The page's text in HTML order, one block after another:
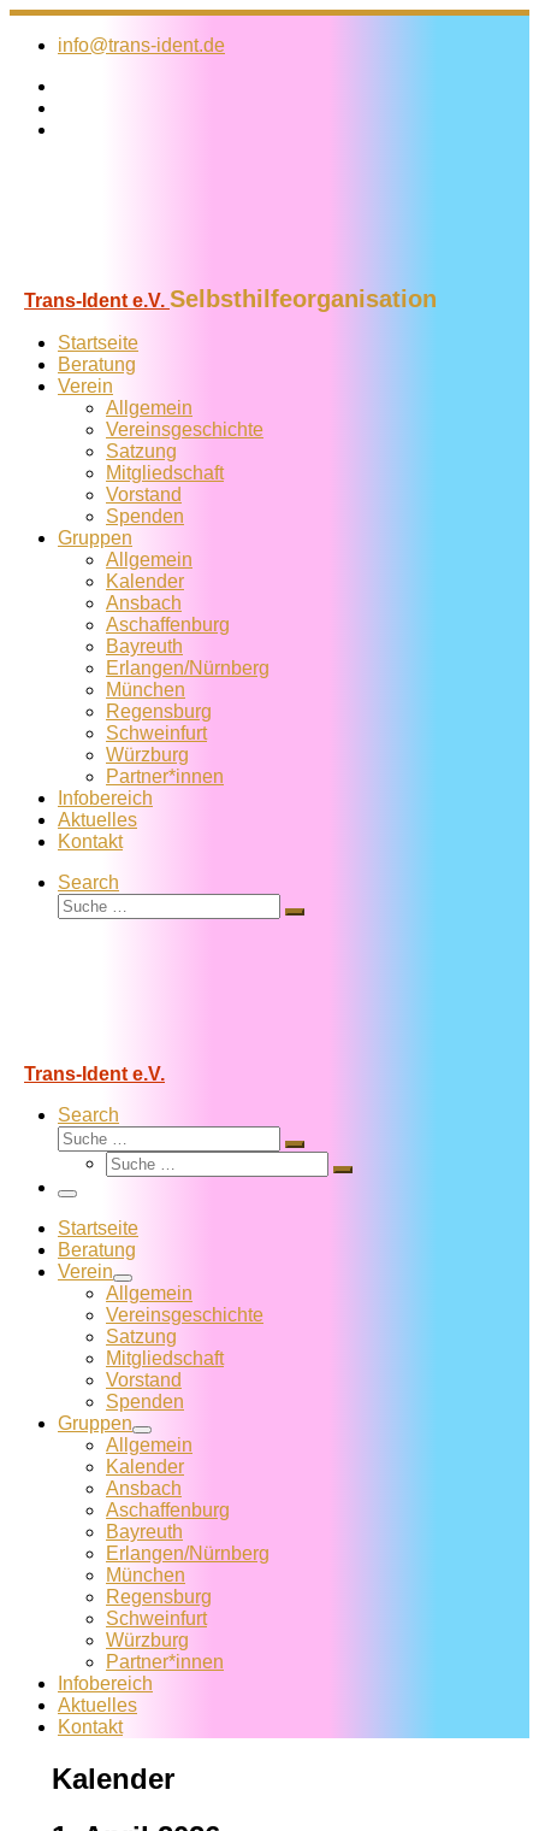
Zum
Inhalt
info@trans-ident.de
Trans-Ident e.V. Selbsthilfeorganisation
Startseite
Beratung
Verein
Allgemein
Vereins­geschichte
Satzung
Mitglied­schaft
Vorstand
Spenden
Gruppen
Allgemein
Kalender
Ansbach
Aschaffenburg
Bayreuth
Erlangen/Nürnberg
München
Regensburg
Schweinfurt
Würzburg
Partner*innen
Infobereich
Aktuelles
Kontakt
Search
Suche
Suche
Trans-Ident e.V.
Search
Suche
Suche
Suche
Suche
Menü
Startseite
Beratung
Verein
Allgemein
Vereins­geschichte
Satzung
Mitglied­schaft
Vorstand
Spenden
Gruppen
Allgemein
Kalender
Ansbach
Aschaffenburg
Bayreuth
Erlangen/Nürnberg
München
Regensburg
Schweinfurt
Würzburg
Partner*innen
Infobereich
Aktuelles
Kontakt
Kalender